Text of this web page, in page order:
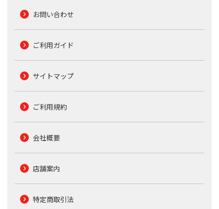
お問い合わせ
ご利用ガイド
サイトマップ
ご利用規約
会社概要
店舗案内
特定商取引法